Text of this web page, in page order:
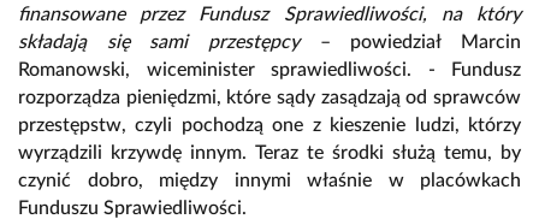
finansowane przez Fundusz Sprawiedliwości, na który
składają się sami przestępcy– powiedział Marcin
Romanowski, wiceminister sprawiedliwości. - Fundusz
rozporządza pieniędzmi, które sądy zasądzają od sprawców
przestępstw, czyli pochodzą one z kieszenie ludzi, którzy
wyrządzili krzywdę innym. Teraz te środki służą temu, by
czynić dobro, między innymi właśnie w placówkach
Funduszu Sprawiedliwości.